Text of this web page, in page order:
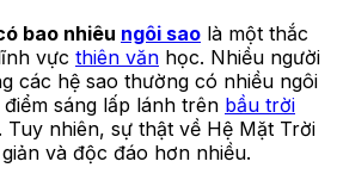
bao nhiêu ngôi sao là một thắc
vực thiên văn học. Nhiều người
các hệ sao thường có nhiều ngôi
sáng lấp lánh trên bầu trời
Tuy nhiên, sự thật về Hệ Mặt Trời
và độc đáo hơn nhiều.